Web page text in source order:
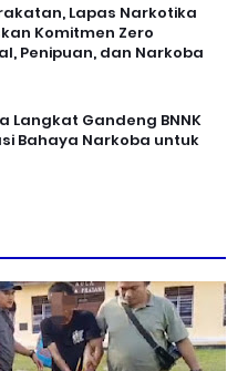
Lapas Narkotika
Komitmen Zero
Penipuan, dan Narkoba
Langkat Gandeng BNNK
Bahaya Narkoba untuk